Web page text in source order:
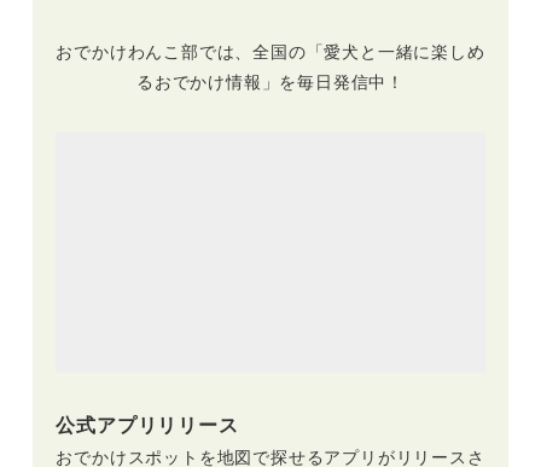
おでかけわんこ部では、全国の「愛犬と一緒に楽しめ
るおでかけ情報」を毎日発信中！
公式アプリリリース
おでかけスポットを地図で探せるアプリがリリースさ